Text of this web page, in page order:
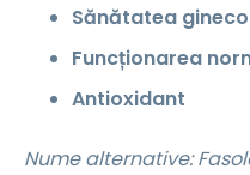
Sănătatea
Funcționarea
Antioxidant
Nume alternative: